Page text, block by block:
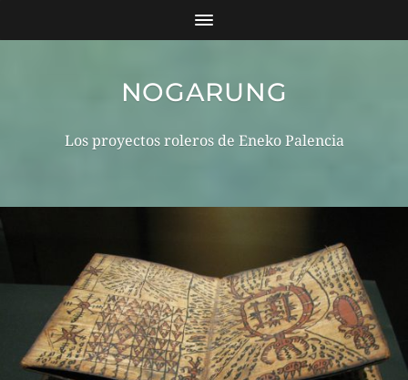
NOGARUNG
Los proyectos roleros de Eneko Palencia